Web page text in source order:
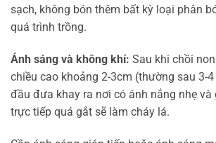
sạch, không bón thêm bất kỳ loại phân
quá trình trồng.
Ánh sáng và không khí: Sau khi chồi
chiều cao khoảng 2-3cm (thường sau 3-
đầu đưa khay ra nơi có ánh nắng nhẹ và
trực tiếp quá gắt sẽ làm cháy lá.